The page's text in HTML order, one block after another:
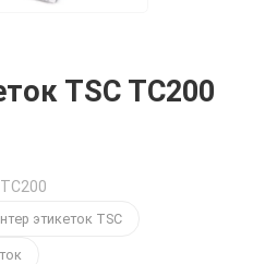
TSC TC200
этикеток TSC